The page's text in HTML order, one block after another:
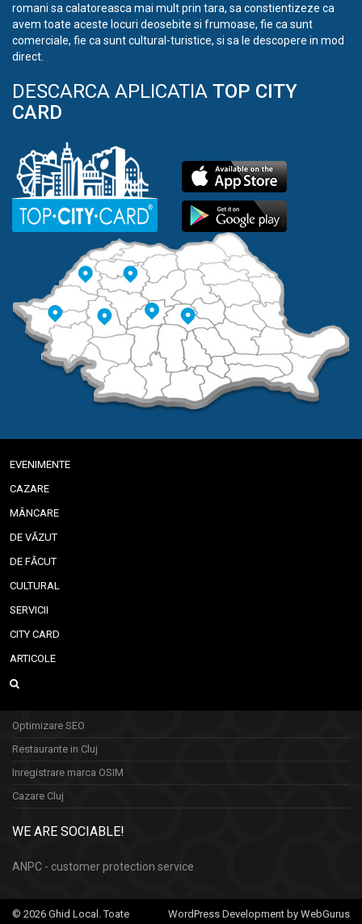
romani sa calatoreasca mai mult prin tara, sa constientizeze ca
avem toate aceste locuri deosebite si frumoase, fie ca sunt
comerciale, fie ca sunt cultural-turistice, si sa le descopere in mod
direct.
DESCARCA APLICATIA TOP CITY
CARD
EVENIMENTE
CAZARE
MÂNCARE
DE VĂZUT
DE FĂCUT
CULTURAL
SERVICII
CITY CARD
ARTICOLE
Optimizare SEO
Restaurante in Cluj
Inregistrare marca OSIM
Cazare Cluj
WE ARE SOCIABLE!
ANPC - customer protection service
WordPress Development by WebGurus
© 2026 Ghid Local. Toate